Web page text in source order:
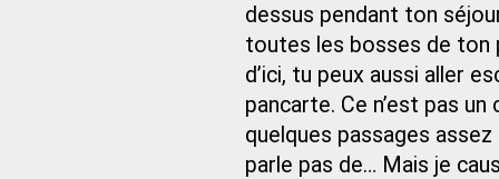
dessus pendant ton
toutes les bosses de ton
d’ici, tu peux aussi aller
pancarte. Ce n’est pas
quelques passages
parle pas de… Mais je